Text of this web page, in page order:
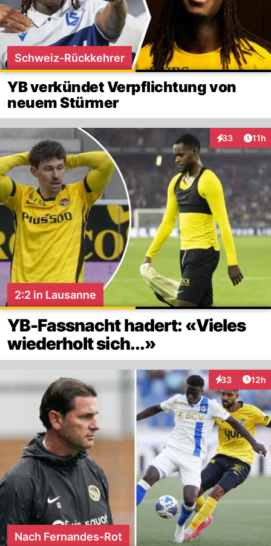
Schweiz-Rückkehrer
YB verkündet Verpflichtung von
neuem Stürmer
33
Interaktionen
11h
2:2 in Lausanne
YB-Fassnacht hadert: «Vieles
wiederholt sich...»
33
Interaktionen
12h
Nach Fernandes-Rot